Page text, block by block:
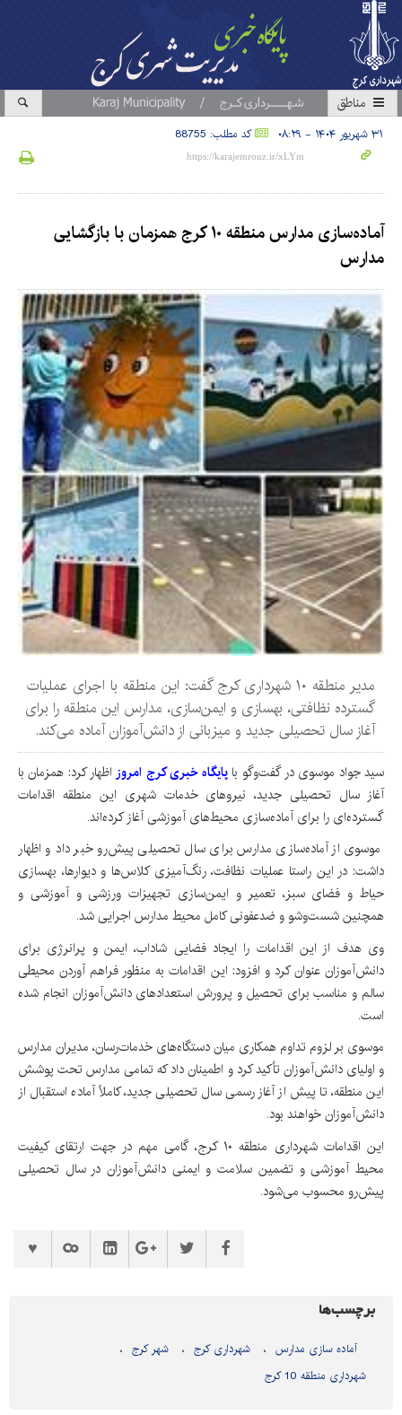
مناطق
۳۱ شهریور ۱۴۰۴ - ۰۸:۲۹ کد مطلب: 88755
آماده‌سازی مدارس منطقه ۱۰ کرج همزمان با بازگشایی
مدارس
مدیر منطقه ۱۰ شهرداری کرج گفت: این منطقه با اجرای عملیات
گسترده نظافتی، بهسازی و ایمن‌سازی، مدارس این منطقه را برای
آغاز سال تحصیلی جدید و میزبانی از دانش‌آموزان آماده می‌کند.
سید جواد موسوی در گفت‌وگو با پایگاه خبری کرج امروز اظهار کرد: همزمان با
آغاز سال تحصیلی جدید، نیروهای خدمات شهری این منطقه اقدامات
گسترده‌ای را برای آماده‌سازی محیط‌های آموزشی آغاز کرده‌اند.
موسوی از آماده‌سازی مدارس برای سال تحصیلی پیش‌رو خبر داد و اظهار
داشت: در این راستا عملیات نظافت، رنگ‌آمیزی کلاس‌ها و دیوارها، بهسازی
حیاط و فضای سبز، تعمیر و ایمن‌سازی تجهیزات ورزشی و آموزشی و
همچنین شست‌وشو و ضدعفونی کامل محیط مدارس اجرایی شد.
وی هدف از این اقدامات را ایجاد فضایی شاداب، ایمن و پرانرژی برای
دانش‌آموزان عنوان کرد و افزود: این اقدامات به منظور فراهم آوردن محیطی
سالم و مناسب برای تحصیل و پرورش استعدادهای دانش‌آموزان انجام شده
است.
موسوی بر لزوم تداوم همکاری میان دستگاه‌های خدمات‌رسان، مدیران مدارس
و اولیای دانش‌آموزان تأکید کرد و اطمینان داد که تمامی مدارس تحت پوشش
این منطقه، تا پیش از آغاز رسمی سال تحصیلی جدید، کاملاً آماده استقبال از
دانش‌آموزان خواهند بود.
این اقدامات شهرداری منطقه ۱۰ کرج، گامی مهم در جهت ارتقای کیفیت
محیط آموزشی و تضمین سلامت و ایمنی دانش‌آموزان در سال تحصیلی
پیش‌رو محسوب می‌شود.
برچسب‌ها
آماده سازی مدارس شهرداری کرج
شهر کرج
شهرداری منطقه 10 کرج